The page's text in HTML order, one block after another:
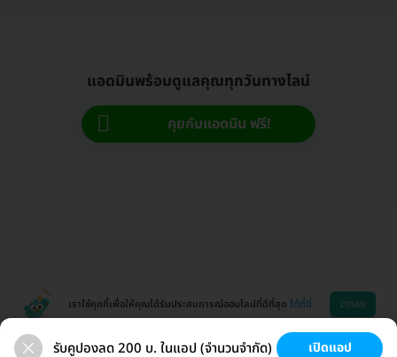
แอดมินพร้อมดูแลคุณทุกวันทางไลน์
คุยกับแอดมิน ฟรี!
เราใช้คุกกี้เพื่อให้คุณได้รับประสบการณ์ออนไลน์ที่ดีที่สุด ได้ที่นี่ ตกลง
รับคูปองลด 200 บ. ในแอป (จำนวนจำกัด) เปิดแอป